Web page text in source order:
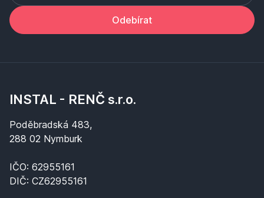
Odebírat
INSTAL - RENČ s.r.o.
Poděbradská 483,
288 02 Nymburk
IČO: 62955161
DIČ: CZ62955161